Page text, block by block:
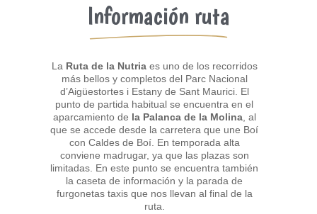
Información ruta
La Ruta de la Nutriaes uno de los recorridos
más bellos y completos del Parc Nacional
d’Aigüestortes i Estany de Sant Maurici. El
punto de partida habitual se encuentra en el
aparcamiento de la Palanca de la Molina, al
que se accede desde la carretera que une Boí
con Caldes de Boí. En temporada alta
conviene madrugar, ya que las plazas son
limitadas. En este punto se encuentra también
la caseta de información y la parada de
furgonetas taxis que nos llevan al final de la
ruta.